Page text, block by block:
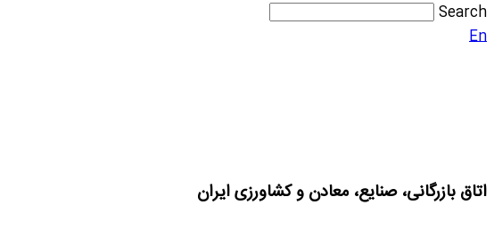
Search
En
اتاق بازرگانی، صنایع، معادن و کشاورزی ایران